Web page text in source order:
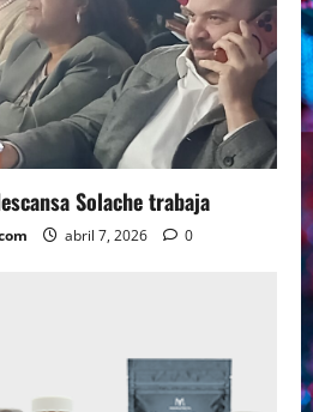
Solache trabaja
abril 7, 2026 0